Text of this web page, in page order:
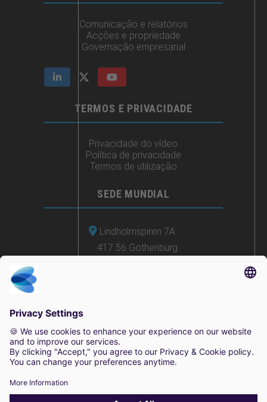
Comunicação e relatórios
Acções e propriedade
Governação empresarial
TERMOS E PRIVACIDADE
Privacidade do vídeo
Política de privacidade
Termos de utilização
SEDE MUNDIAL
Lindholmspiren 7A
417 56 Gothenburg
© 2025 Irisity AB. Todos os direitos reservados.